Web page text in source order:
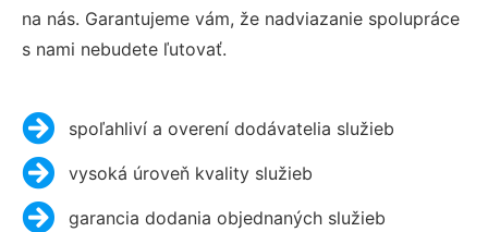
na nás. Garantujeme vám, že nadviazanie spolupráce
s nami nebudete ľutovať.
spoľahliví a overení dodávatelia služieb
vysoká úroveň kvality služieb
garancia dodania objednaných služieb